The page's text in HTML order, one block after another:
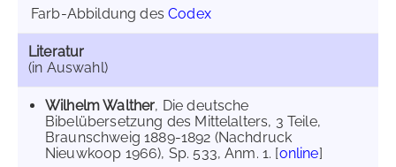
Farb-Abbildung desCodex
Literatur
(in Auswahl)
Wilhelm Walther, Die deutsche
Bibelübersetzung des Mittelalters, 3 Teile,
Braunschweig 1889-1892 (Nachdruck
Nieuwkoop 1966), Sp. 533, Anm. 1. [online]